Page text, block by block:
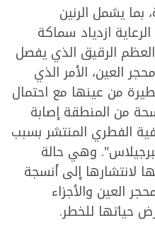
بما يشمل الرنين
ازدياد سماكة
الرقيق الذي يفصل
العين، الأمر الذي
من عينها مع احتمال
من المنطقة إصابة
الفطري المنتشر بسبب
وهي حالة
لانتشارها إلى أنسجة
العين والأجزاء
حياتها للخطر.